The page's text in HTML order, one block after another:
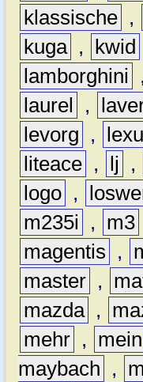
klassische ,
kuga , kwid
lamborghini
,
laurel
,
levorg
,
liteace , lj ,
logo ,
m235i
, m3
magentis
,
master ,
mazda ,
mehr , mein
maybach
,